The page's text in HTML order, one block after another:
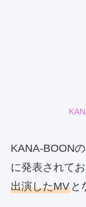
KANA-BOON
に発表されてお
出演したMVと